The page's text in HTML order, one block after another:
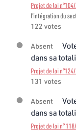
Projet de loi
l'intégration du
122 votes
Absent
dans sa
Projet de loi
131 votes
Absent
dans sa
Projet de loi n°